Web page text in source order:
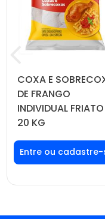
COXA E
DE FRANGO
INDIVIDUAL FRIATO
20 KG
Faça seu login ou
cadastre-se para
ver preços e